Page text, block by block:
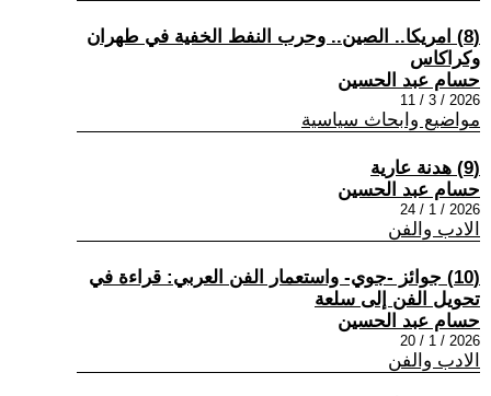
(8) امريكا.. الصين.. وحرب النفط الخفية في طهران
وكراكاس
حسام عبد الحسين
2026 / 3 / 11
مواضيع وابحاث سياسية
(9) هدنة عارية
حسام عبد الحسين
2026 / 1 / 24
الادب والفن
(10) جوائز -جوي- واستعمار الفن العربي: قراءة في
تحويل الفن إلى سلعة
حسام عبد الحسين
2026 / 1 / 20
الادب والفن